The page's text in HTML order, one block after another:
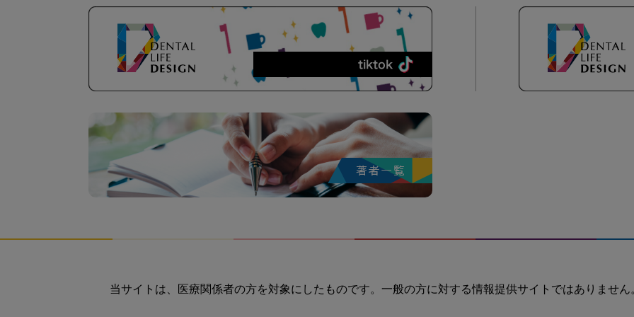
当サイトは、医療関係者の方を対象にしたものです。一般の方に対する情報提供サイトではありません